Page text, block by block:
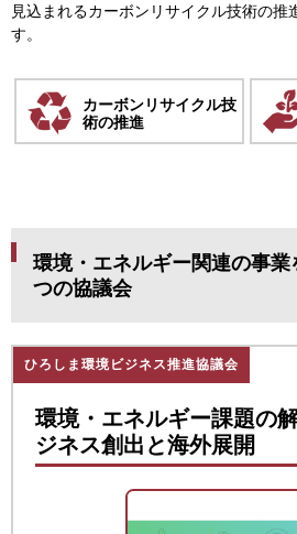
見込まれるカーボンリサイクル技術の推
す。
カーボンリサイクル技
術の推進
環境・エネルギー関連の事業
つの協議会
ひろしま環境ビジネス推進協議会
環境・エネルギー課題の
ジネス創出と海外展開